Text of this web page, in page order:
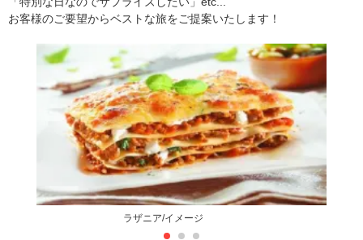
お客様のご要望からベストな旅をご提案いたします！
ラザニア/イメージ